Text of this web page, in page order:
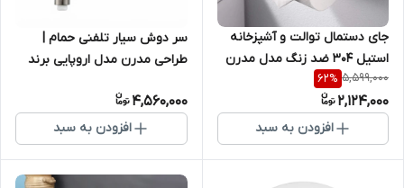
جای دستمال توالت و آشپزخانه
استیل 304 ضد زنگ مدل مدرن
برند متفرقه باکیفیت
5,599,000
62%
2,124,000
افزودن به سبد
سر دوش سیار تلفنی حمام |
طراحی مدرن مدل اروپایی برند
4,560,000
افزودن به سبد